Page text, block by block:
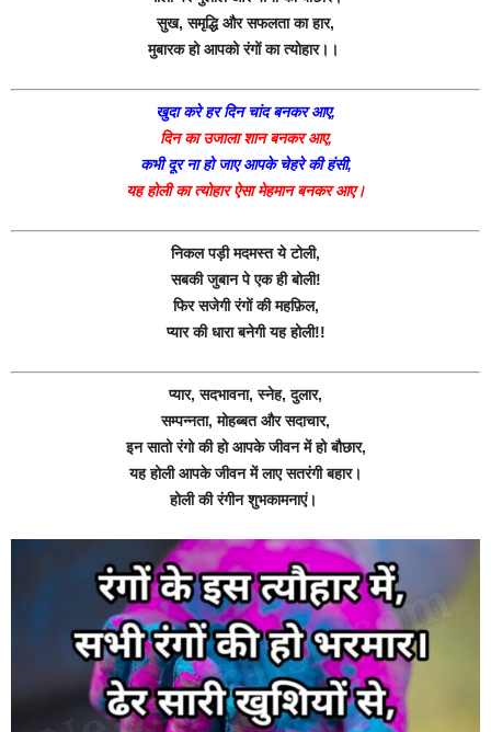
सुख, समृद्धि और सफलता का हार,
मुबारक हो आपको रंगों का त्योहार।।
खुदा करे हर दिन चांद बनकर आए,
दिन का उजाला शान बनकर आए,
कभी दूर ना हो जाए आपके चेहरे की हंसी,
यह होली का त्योहार ऐसा मेहमान बनकर आए।
निकल पड़ी मदमस्त ये टोली,
सबकी जुबान पे एक ही बोली!
फिर सजेगी रंगों की महफ़िल,
प्यार की धारा बनेगी यह होली!!
प्यार, सदभावना, स्नेह, दुलार,
सम्पन्नता, मोहब्बत और सदाचार,
इन सातो रंगो की हो आपके जीवन में हो बौछार,
यह होली आपके जीवन में लाए सतरंगी बहार।
होली की रंगीन शुभकामनाएं।